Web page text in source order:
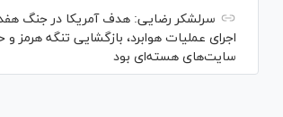
سرلشکر رضایی: هدف آمریکا در جنگ
اجرای عملیات هوابرد، بازگشایی تنگه هرمز و
سایت‌های هسته‌ای بود